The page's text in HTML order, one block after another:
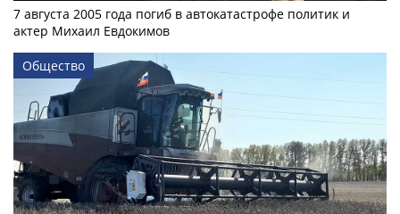
7 августа 2005 года погиб в автокатастрофе политик и
актер Михаил Евдокимов
Общество